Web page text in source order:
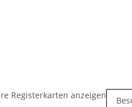
Registerkarten anzeigen